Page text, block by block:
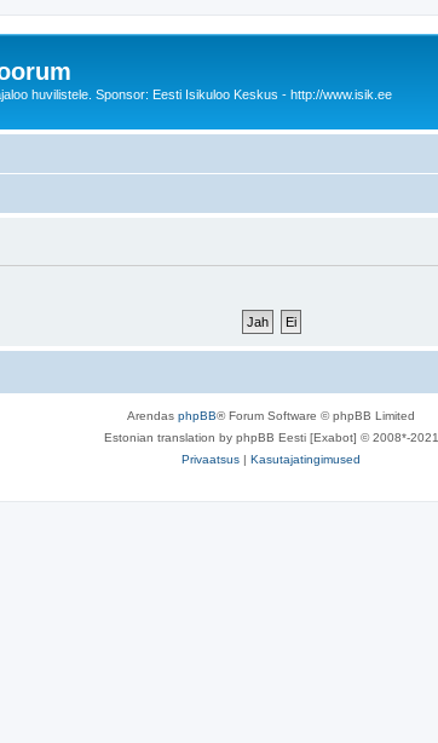
huvilistele. Sponsor: Eesti Isikuloo Keskus - http://www.isik.ee
Arendas phpBB® Forum Software © phpBB Limited
Estonian translation by phpBB Eesti [Exabot] © 2008*-2021
Privaatsus | Kasutajatingimused